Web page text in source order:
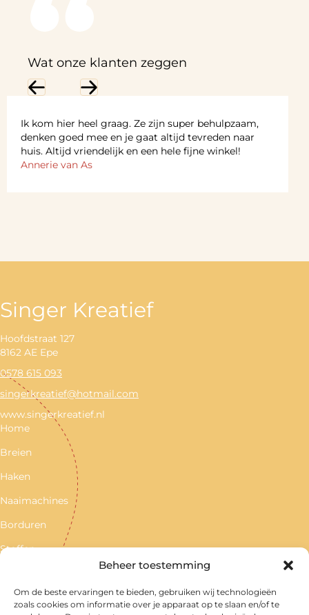
Beheer toestemming
Om de beste ervaringen te bieden, gebruiken wij technologieën
zoals cookies om informatie over je apparaat op te slaan en/of te
Wat onze klanten zeggen
Previous Next
Ik kom hier heel graag. Ze zijn super behulpzaam,
denken goed mee en je gaat altijd tevreden naar
huis. Altijd vriendelijk en een hele fijne winkel!
Annerie van As
Singer Kreatief
Hoofdstraat 127
8162 AE Epe
0578 615 093
singerkreatief@hotmail.com
www.singerkreatief.nl
Home
Breien
Haken
Naaimachines
Borduren
Stoffen
Contact